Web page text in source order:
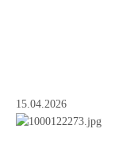
15.04.2026